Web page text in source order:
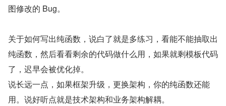
图修改的 Bug。
关于如何写出纯函数，说白了就是多练习，看能不能抽取出
纯函数，然后看看剩余的代码做什么用，如果就剩模板代码
了，迟早会被优化掉。
说长远一点，如果框架升级，更换架构，你的纯函数还能
用。说好听点就是技术架构和业务架构解耦。